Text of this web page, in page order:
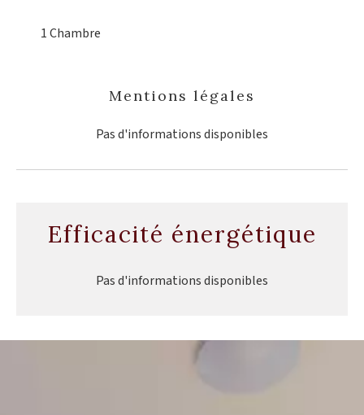
1 Chambre
Mentions légales
Pas d'informations disponibles
Efficacité énergétique
Pas d'informations disponibles